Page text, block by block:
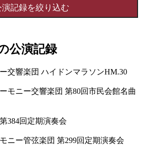
公演記録
交響楽団 ハイドンマラソンHM.30
モニー交響楽団 第80回市民会館名曲
384回定期演奏会
ニー管弦楽団 第299回定期演奏会